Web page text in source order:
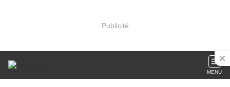
Publicité
MENU